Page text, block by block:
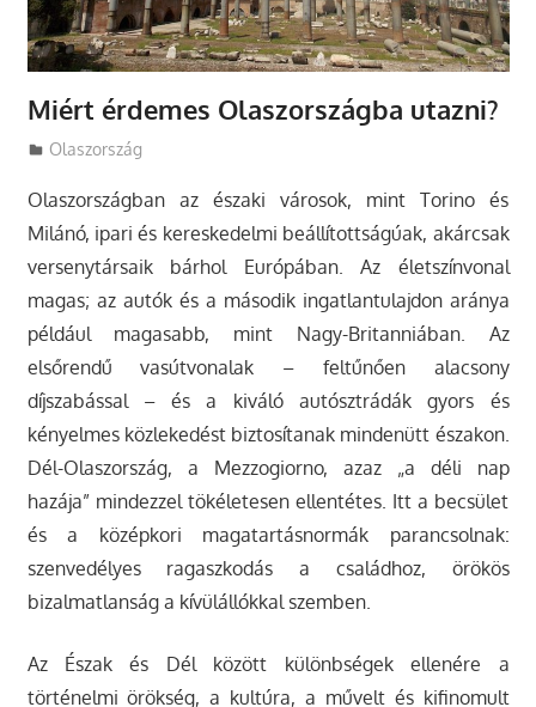
Miért érdemes Olaszországba utazni?
Utazasok.org
Olaszország
Olaszországban az északi városok, mint Torino és
Milánó, ipari és kereskedelmi beállítottságúak, akárcsak
versenytársaik bárhol Európában. Az életszínvonal
magas; az autók és a második ingatlantulajdon aránya
például magasabb, mint Nagy-Britanniában. Az
elsőrendű vasútvonalak – feltűnően alacsony
díjszabással – és a kiváló autósztrádák gyors és
kényelmes közlekedést biztosítanak mindenütt északon.
Dél-Olaszország, a Mezzogiorno, azaz „a déli nap
hazája” mindezzel tökéletesen ellentétes. Itt a becsület
és a középkori magatartásnormák parancsolnak:
szenvedélyes ragaszkodás a családhoz, örökös
bizalmatlanság a kívülállókkal szemben.
Az Észak és Dél között különbségek ellenére a
történelmi örökség, a kultúra, a művelt és kifinomult